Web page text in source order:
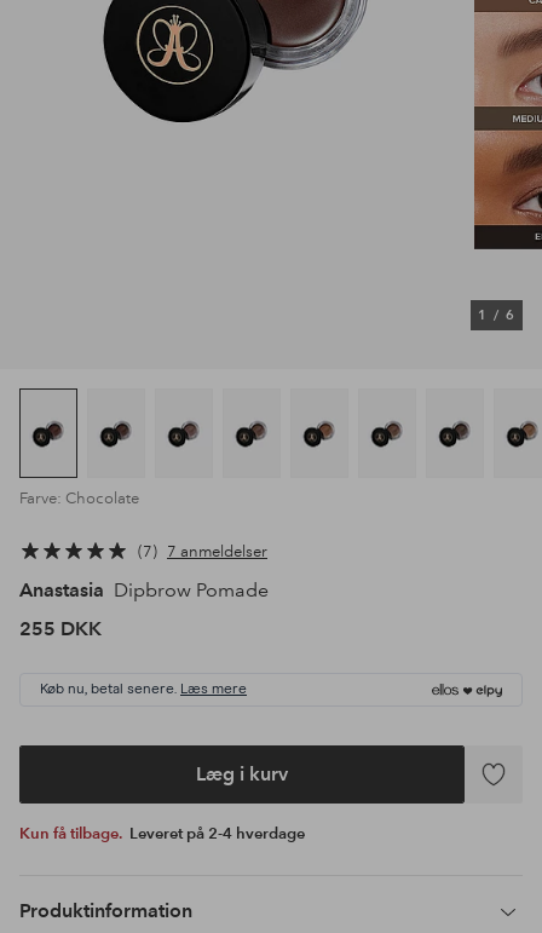
1 / 6
Farve: Chocolate
7 7 anmeldelser
Anastasia Dipbrow Pomade
255 DKK
Køb nu, betal senere. Læs mere
Læg i kurv
Tilføj
Kun få tilbage. Leveret på 2-4 hverdage
Produktinformation